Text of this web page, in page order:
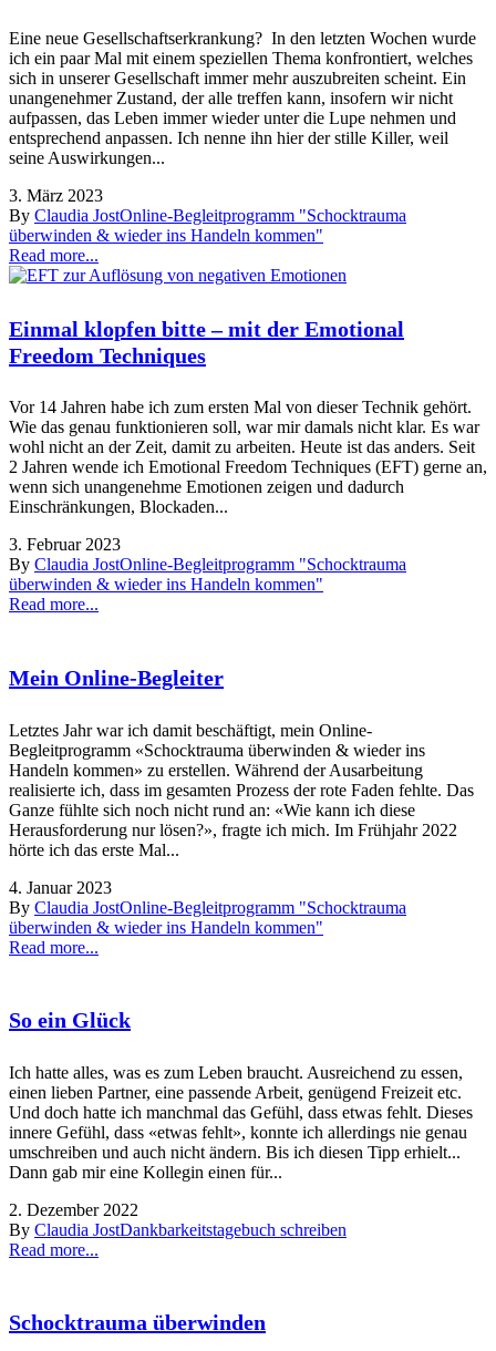
Eine neue Gesellschaftserkrankung? In den letzten Wochen wurde
ich ein paar Mal mit einem speziellen Thema konfrontiert, welches
sich in unserer Gesellschaft immer mehr auszubreiten scheint. Ein
unangenehmer Zustand, der alle treffen kann, insofern wir nicht
aufpassen, das Leben immer wieder unter die Lupe nehmen und
entsprechend anpassen. Ich nenne ihn hier der stille Killer, weil
seine Auswirkungen...
3. März 2023
By Claudia JostOnline-Begleitprogramm "Schocktrauma
überwinden & wieder ins Handeln kommen"
Read more...
Einmal klopfen bitte – mit der Emotional
Freedom Techniques
Vor 14 Jahren habe ich zum ersten Mal von dieser Technik gehört.
Wie das genau funktionieren soll, war mir damals nicht klar. Es war
wohl nicht an der Zeit, damit zu arbeiten. Heute ist das anders. Seit
2 Jahren wende ich Emotional Freedom Techniques (EFT) gerne an,
wenn sich unangenehme Emotionen zeigen und dadurch
Einschränkungen, Blockaden...
3. Februar 2023
By Claudia JostOnline-Begleitprogramm "Schocktrauma
überwinden & wieder ins Handeln kommen"
Read more...
Mein Online-Begleiter
Letztes Jahr war ich damit beschäftigt, mein Online-
Begleitprogramm «Schocktrauma überwinden & wieder ins
Handeln kommen» zu erstellen. Während der Ausarbeitung
realisierte ich, dass im gesamten Prozess der rote Faden fehlte. Das
Ganze fühlte sich noch nicht rund an: «Wie kann ich diese
Herausforderung nur lösen?», fragte ich mich. Im Frühjahr 2022
hörte ich das erste Mal...
4. Januar 2023
By Claudia JostOnline-Begleitprogramm "Schocktrauma
überwinden & wieder ins Handeln kommen"
Read more...
So ein Glück
Ich hatte alles, was es zum Leben braucht. Ausreichend zu essen,
einen lieben Partner, eine passende Arbeit, genügend Freizeit etc.
Und doch hatte ich manchmal das Gefühl, dass etwas fehlt. Dieses
innere Gefühl, dass «etwas fehlt», konnte ich allerdings nie genau
umschreiben und auch nicht ändern. Bis ich diesen Tipp erhielt...
Dann gab mir eine Kollegin einen für...
2. Dezember 2022
By Claudia JostDankbarkeitstagebuch schreiben
Read more...
Schocktrauma überwinden